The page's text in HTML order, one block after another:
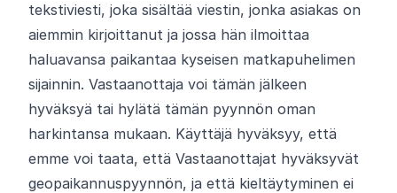
tekstiviesti, joka sisältää viestin, jonka asiakas on
aiemmin kirjoittanut ja jossa hän ilmoittaa
haluavansa paikantaa kyseisen matkapuhelimen
sijainnin. Vastaanottaja voi tämän jälkeen
hyväksyä tai hylätä tämän pyynnön oman
harkintansa mukaan. Käyttäjä hyväksyy, että
emme voi taata, että Vastaanottajat hyväksyvät
geopaikannuspyynnön, ja että kieltäytyminen ei